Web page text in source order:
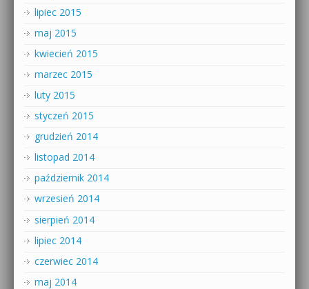
lipiec 2015
maj 2015
kwiecień 2015
marzec 2015
luty 2015
styczeń 2015
grudzień 2014
listopad 2014
październik 2014
wrzesień 2014
sierpień 2014
lipiec 2014
czerwiec 2014
maj 2014